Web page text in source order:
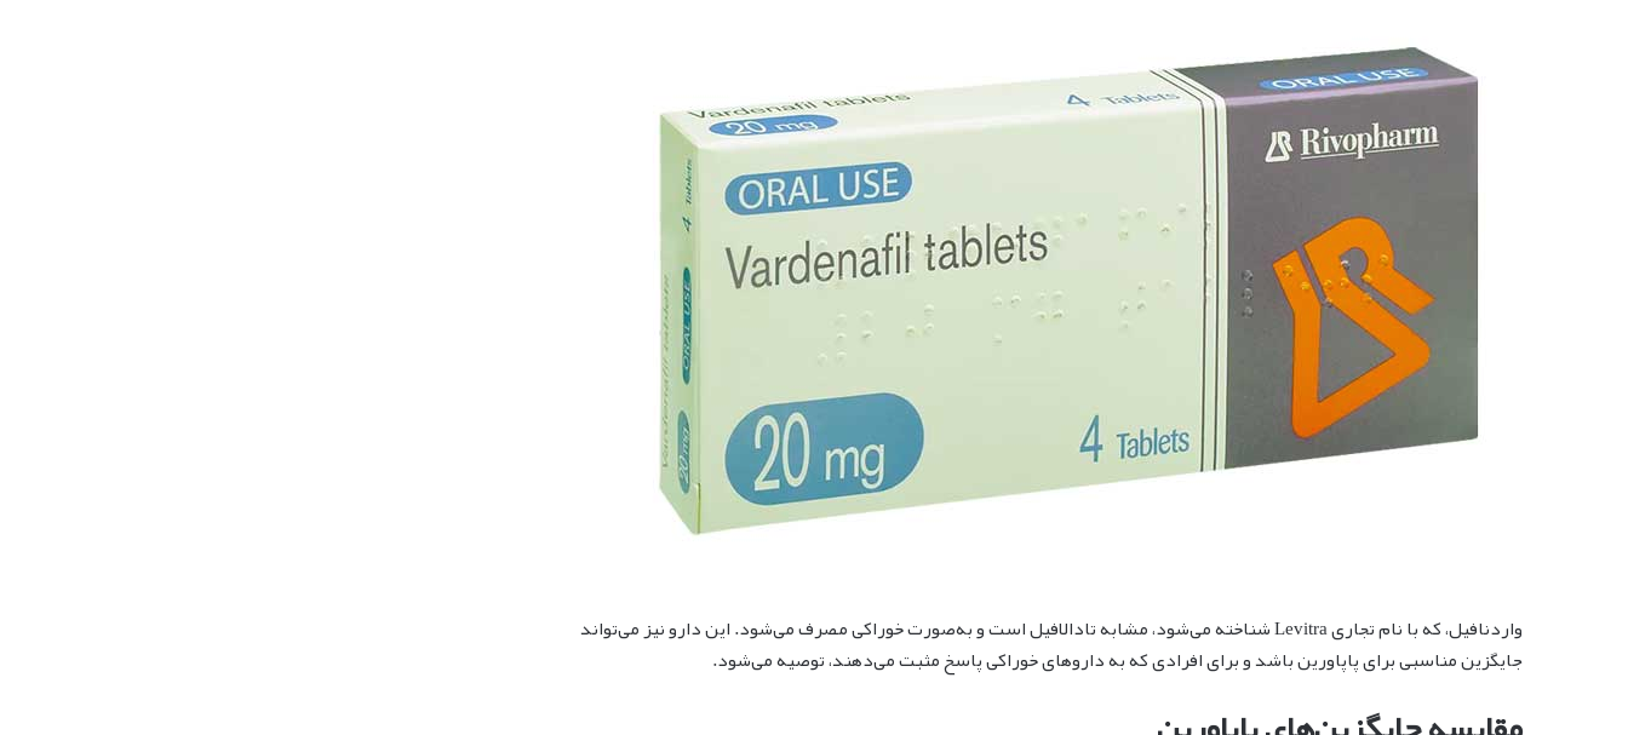
واردنافیل، که با نام تجاری Levitra شناخته می‌شود، مشابه تادالافیل است و به‌صورت خوراکی مصرف می‌شود. این دارو نیز می‌تواند
جایگزین مناسبی برای پاپاورین باشد و برای افرادی که به داروهای خوراکی پاسخ مثبت می‌دهند، توصیه می‌شود.